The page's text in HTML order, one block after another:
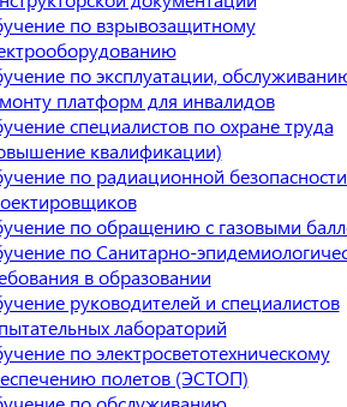
по взрывозащитному
по эксплуатации,
платформ для инвалидов
специалистов по охране труда
квалификации)
по радиационной
по обращению с газовыми
по Санитарно-
в образовании
руководителей и специалистов
лабораторий
по электросветотехническому
полетов (ЭСТОП)